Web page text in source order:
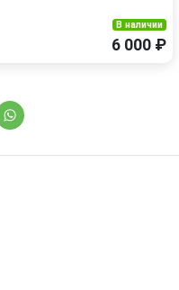
В наличии
6 000 ₽